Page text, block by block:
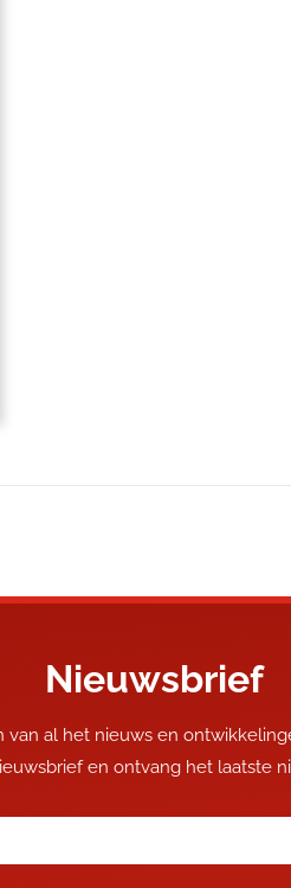
Nieuwsbrief
al het nieuws en
en ontvang het laatste